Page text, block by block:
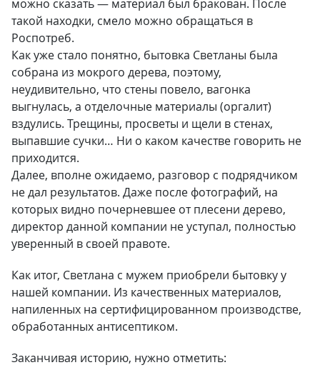
можно сказать — материал был бракован. После
такой находки, смело можно обращаться в
Роспотреб.
Как уже стало понятно, бытовка Светланы была
собрана из мокрого дерева, поэтому,
неудивительно, что стены повело, вагонка
выгнулась, а отделочные материалы (оргалит)
вздулись. Трещины, просветы и щели в стенах,
выпавшие сучки… Ни о каком качестве говорить не
приходится.
Далее, вполне ожидаемо, разговор с подрядчиком
не дал результатов. Даже после фотографий, на
которых видно почерневшее от плесени дерево,
директор данной компании не уступал, полностью
уверенный в своей правоте.
Как итог, Светлана с мужем приобрели бытовку у
нашей компании. Из качественных материалов,
напиленных на сертифицированном производстве,
обработанных антисептиком.
Заканчивая историю, нужно отметить: